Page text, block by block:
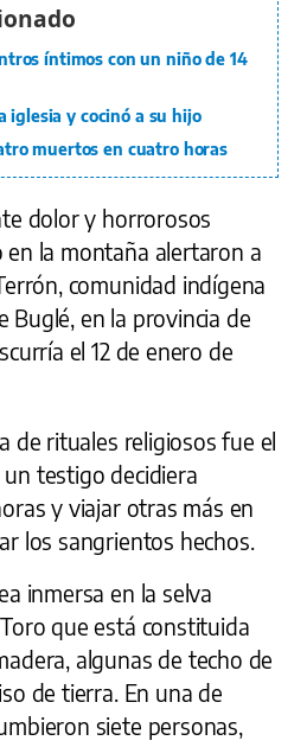
íntimos con un niño de 14
iglesia y cocinó a su hijo
muertos en cuatro horas
dolor y horrorosos
en la montaña alertaron a
comunidad indígena
Buglé, en la provincia de
el 12 de enero de
de rituales religiosos fue el
testigo decidiera
y viajar otras más en
los sangrientos hechos.
inmersa en la selva
que está constituida
algunas de techo de
de tierra. En una de
siete personas,